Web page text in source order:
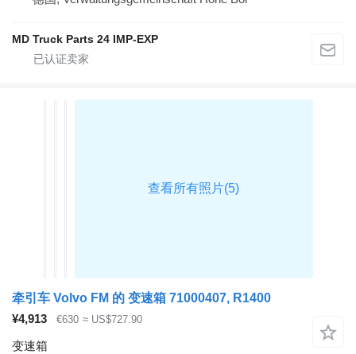
MD Truck Parts 24 IMP-EXP
牵引车 Volvo FM 的 变速箱 71000407, R1400
¥4,913
€630 ≈ US$727.90
变速箱